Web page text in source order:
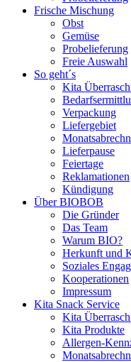
Frische Mischung
Obst
Gemüse
Probelieferung
Freie Auswahl
So geht´s
Kita
Verpackung
Liefergebiet
Lieferpause
Feiertage
Reklamationen
Kündigung
Über BIOBOB
Die Gründer
Das Team
Warum BIO?
Herkunft und
Soziales
Kooperationen
Impressum
Kita Snack Service
Kita
Kita Produkte
Allergen-